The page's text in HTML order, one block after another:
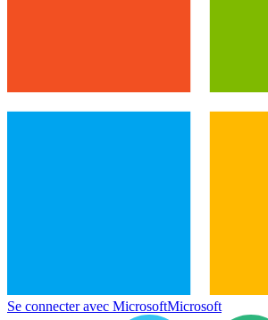
Se connecter avec MicrosoftMicrosoft